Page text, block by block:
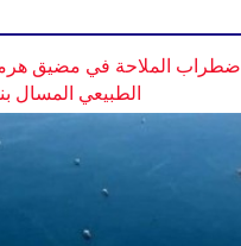
اضطراب الملاحة في مضيق
الطبيعي المسال